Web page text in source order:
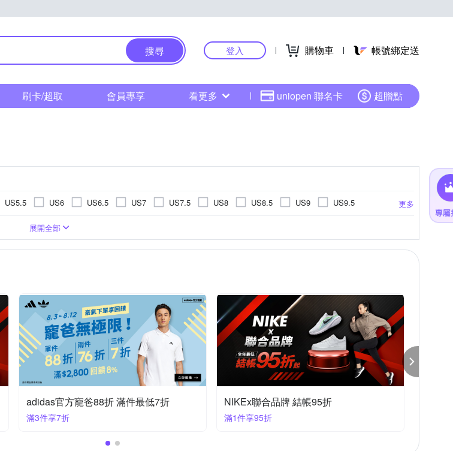
搜尋 登入 購物車 帳號綁定送
刷卡/超取 會員專享 看更多 uniopen 聯名卡 超贈點
更多
US5.5 US6 US6.5 US7 US7.5 US8 US8.5 US9
US9.5
US12.5
EU41 EU42 EU43 EU44 EU45 EU46 UK3 UK3.5
UK4
12cm
丹寧 / 帆布
訓練鞋 涼鞋/拖鞋
展開全部
adidas官方寵爸88折 滿件最低7折
滿3件享7折
NIKEx聯合品牌 結帳95折
滿1件享95折